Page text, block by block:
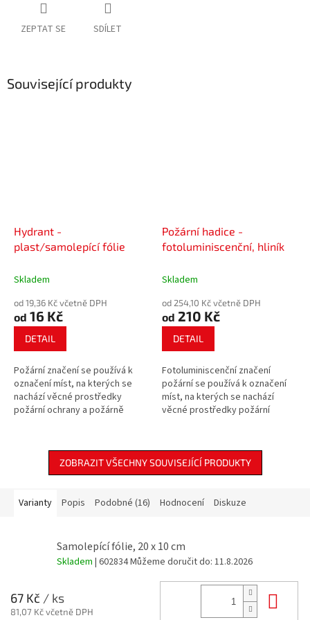
ZEPTAT SE SDÍLET
Související produkty
Hydrant -
plast/samolepící fólie
Skladem
od 19,36 Kč včetně DPH
od 16 Kč
DETAIL
Požární značení se používá k
označení míst, na kterých se
nachází věcné prostředky
požární ochrany a požárně
Požární hadice -
fotoluminiscenční, hliník
Skladem
od 254,10 Kč včetně DPH
od 210 Kč
DETAIL
Fotoluminiscenční značení
požární se používá k označení
míst, na kterých se nachází
věcné prostředky požární
ZOBRAZIT VŠECHNY SOUVISEJÍCÍ PRODUKTY
Varianty Popis Podobné (16) Hodnocení Diskuze
Samolepící fólie, 20 x 10 cm
Skladem | 602834Můžeme doručit do: 11.8.2026
67 Kč / ks
81,07 Kč včetně DPH